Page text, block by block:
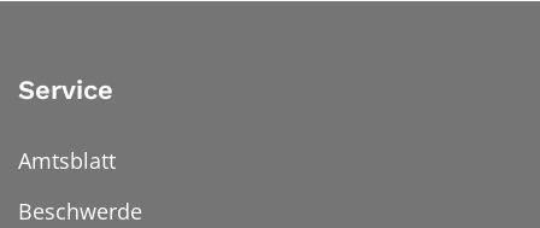
Service
Amtsblatt
Beschwerde